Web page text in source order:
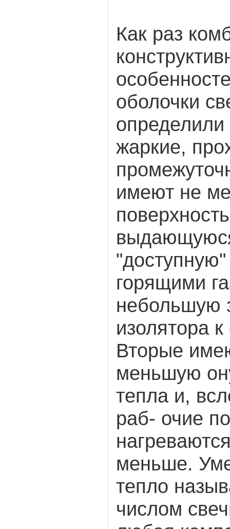
Как раз
оболочки
жаркие,
имеют не
горящими
небольшую
изолятора
Вторые
меньшую
тепла и,
раб- очие
меньше.
тепло
числом